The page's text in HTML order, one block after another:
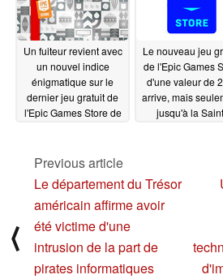
Un fuiteur revient avec
un nouvel indice
énigmatique sur le
dernier jeu gratuit de
l'Epic Games Store de
Le nouveau jeu
de l'Epic Games
d'une valeur de
arrive, mais
jusqu'à la
⟨
Previous article
Le département du Trésor
américain affirme avoir
été victime d'une
intrusion de la part de
pirates informatiques